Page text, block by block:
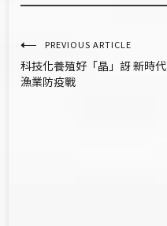
文
章
PREVIOUS ARTICLE
科技化養殖好「晶」訝 新時代
漁業防疫戰